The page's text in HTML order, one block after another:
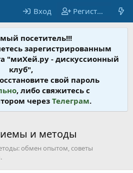
Вход Регистрация
посетитель!!!
зарегистрированным
"миХей.ру - дискусcионный
клуб",
свой пароль
, либо свяжитесь с
через Телеграм.
и методы
обмен опытом, советы